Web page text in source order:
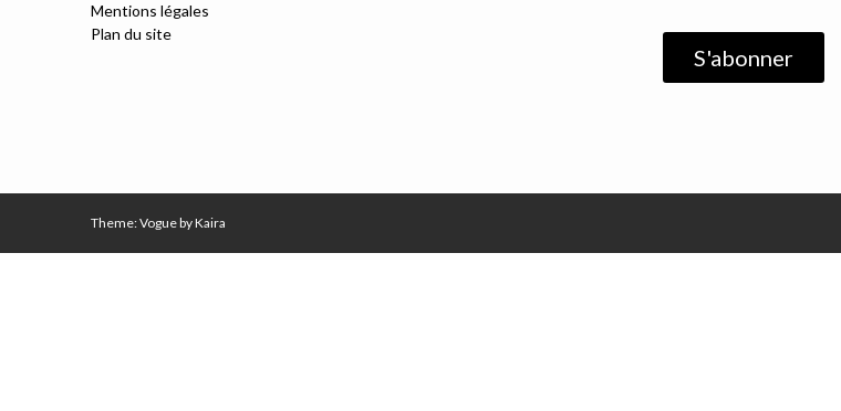
Mentions légales
Plan du site
Theme: Vogue byKaira